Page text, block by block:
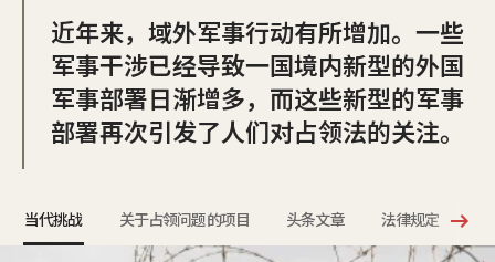
近年来，域外军事行动有所增加。一些
军事干涉已经导致一国境内新型的外国
军事部署日渐增多，而这些新型的军事
部署再次引发了人们对占领法的关注。
当代挑战 关于占领问题的项目 头条文章 法律规定